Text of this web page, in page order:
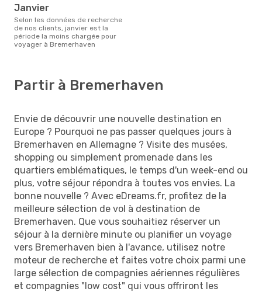
janvier
Selon les données de recherche
de nos clients, janvier est la
période la moins chargée pour
voyager à Bremerhaven
Partir à Bremerhaven
Envie de découvrir une nouvelle destination en
Europe ? Pourquoi ne pas passer quelques jours à
Bremerhaven en Allemagne ? Visite des musées,
shopping ou simplement promenade dans les
quartiers emblématiques, le temps d'un week-end ou
plus, votre séjour répondra à toutes vos envies. La
bonne nouvelle ? Avec eDreams.fr, profitez de la
meilleure sélection de vol à destination de
Bremerhaven. Que vous souhaitiez réserver un
séjour à la dernière minute ou planifier un voyage
vers Bremerhaven bien à l'avance, utilisez notre
moteur de recherche et faites votre choix parmi une
large sélection de compagnies aériennes régulières
et compagnies "low cost" qui vous offriront les